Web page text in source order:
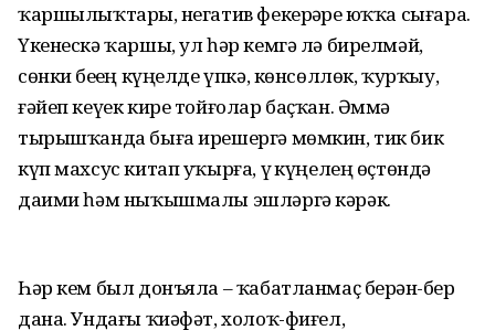
ҡаршылыҡтарҙы, негатив фекерҙәрҙе юҡҡа сығара.
Үкенескә ҡаршы, ул һәр кемгә лә бирелмәй,
сөнки беҙҙең күңелде үпкә, көнсөллөк, ҡурҡыу,
ғәйеп кеүек кире тойғолар баҫҡан. Әммә
тырышҡанда быға ирешергә мөмкин, тик бик
күп махсус китап уҡырға, үҙ күңелең өҫтөндә
даими һәм ныҡышмалы эшләргә кәрәк.
Һәр кем был донъяла – ҡабатланмаҫ берҙән-бер
дана. Ундағы ҡиәфәт, холоҡ-фиғел,